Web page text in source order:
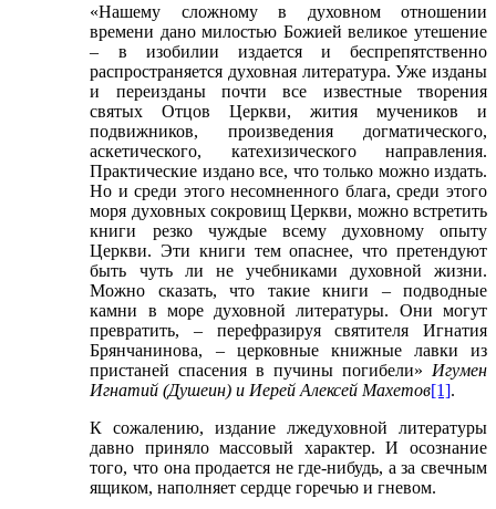
«Нашему сложному в духовном отношении
времени дано милостью Божией великое утешение
– в изобилии издается и беспрепятственно
распространяется духовная литература. Уже изданы
и переизданы почти все известные творения
святых Отцов Церкви, жития мучеников и
подвижников, произведения догматического,
аскетического, катехизического направления.
Практические издано все, что только можно издать.
Но и среди этого несомненного блага, среди этого
моря духовных сокровищ Церкви, можно встретить
книги резко чуждые всему духовному опыту
Церкви. Эти книги тем опаснее, что претендуют
быть чуть ли не учебниками духовной жизни.
Можно сказать, что такие книги – подводные
камни в море духовной литературы. Они могут
превратить, – перефразируя святителя Игнатия
Брянчанинова, – церковные книжные лавки из
пристаней спасения в пучины погибели» Игумен
Игнатий (Душеин) и Иерей Алексей Махетов[1].
К сожалению, издание лжедуховной литературы
давно приняло массовый характер. И осознание
того, что она продается не где-нибудь, а за свечным
ящиком, наполняет сердце горечью и гневом.